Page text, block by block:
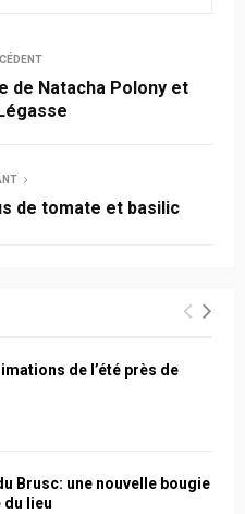
de Natacha Polony et
de tomate et basilic
de l’été près de
Brusc: une nouvelle bougie
du lieu